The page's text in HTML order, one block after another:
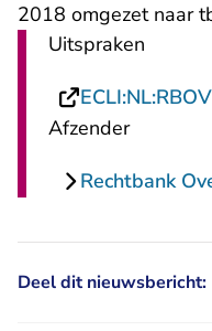
2018 omgezet naar
Uitspraken
Afzender
Rechtbank
Deel dit nieuwsbericht: